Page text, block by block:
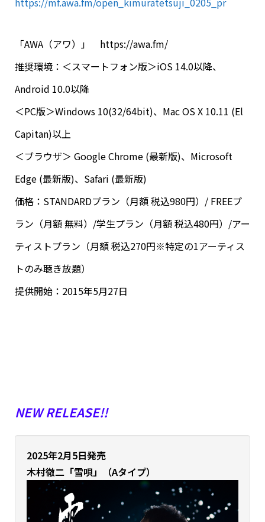
「AWA（アワ）」 https://awa.fm/
推奨環境：＜スマートフォン版＞iOS 14.0以降、
Android 10.0以降
＜PC版＞Windows 10(32/64bit)、Mac OS X 10.11 (El
Capitan)以上
＜ブラウザ＞ Google Chrome (最新版)、Microsoft
Edge (最新版)、Safari (最新版)
価格：STANDARDプラン（月額 税込980円）/ FREEプ
ラン（月額 無料）/学生プラン（月額 税込480円）/アー
ティストプラン（月額 税込270円※特定の1アーティス
トのみ聴き放題）
提供開始：2015年5月27日
NEW RELEASE!!
2025年2月5日発売
木村徹二「雪唄」（Aタイプ）